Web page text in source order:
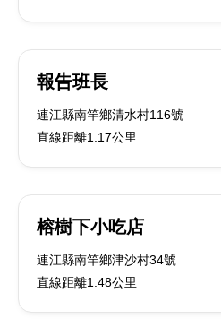
報告班長
連江縣南竿鄉清水村116號
直線距離1.17公里
榕樹下小吃店
連江縣南竿鄉津沙村34號
直線距離1.48公里